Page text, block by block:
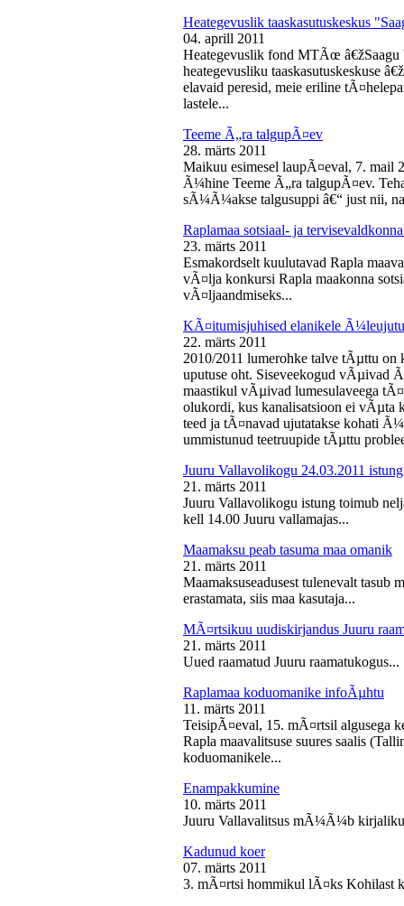
Heategevuslik taaskasutuskeskus
04. aprill 2011
Heategevuslik fond MTÃœ â€žSaagu
heategevusliku taaskasutuskeskuse
elavaid peresid, meie eriline
lastele...
Teeme Ã„ra talgupÃ¤ev
28. märts 2011
Maikuu esimesel laupÃ¤eval, 7.
Ã¼hine Teeme Ã„ra talgupÃ¤ev.
sÃ¼Ã¼akse talgusuppi â€“ just nii,
Raplamaa sotsiaal- ja
23. märts 2011
Esmakordselt kuulutavad Rapla
vÃ¤lja konkursi Rapla maakonna
vÃ¤ljaandmiseks...
KÃ¤itumisjuhised elanikele
22. märts 2011
2010/2011 lumerohke talve tÃµttu on
uputuse oht. Siseveekogud vÃµivad
maastikul vÃµivad lumesulaveega
olukordi, kus kanalisatsioon ei vÃµta
teed ja tÃ¤navad ujutatakse kohati
ummistunud teetruupide tÃµttu
Juuru Vallavolikogu 24.03.2011 istung
21. märts 2011
Juuru Vallavolikogu istung toimub
kell 14.00 Juuru vallamajas...
Maamaksu peab tasuma maa omanik
21. märts 2011
Maamaksuseadusest tulenevalt tasub
erastamata, siis maa kasutaja...
MÃ¤rtsikuu uudiskirjandus Juuru
21. märts 2011
Uued raamatud Juuru raamatukogus...
Raplamaa koduomanike infoÃµhtu
11. märts 2011
TeisipÃ¤eval, 15. mÃ¤rtsil algusega
Rapla maavalitsuse suures saalis
koduomanikele...
Enampakkumine
10. märts 2011
Juuru Vallavalitsus mÃ¼Ã¼b kirjaliku
Kadunud koer
07. märts 2011
3. mÃ¤rtsi hommikul lÃ¤ks Kohilast